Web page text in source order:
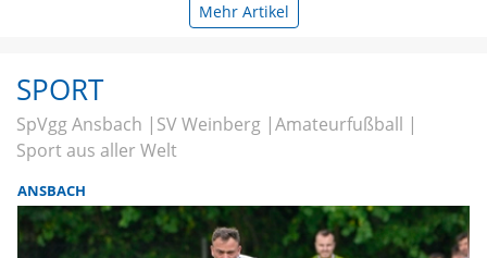
Mehr Artikel
SPORT
SpVgg Ansbach SV Weinberg Amateurfußball
Sport aus aller Welt
ANSBACH